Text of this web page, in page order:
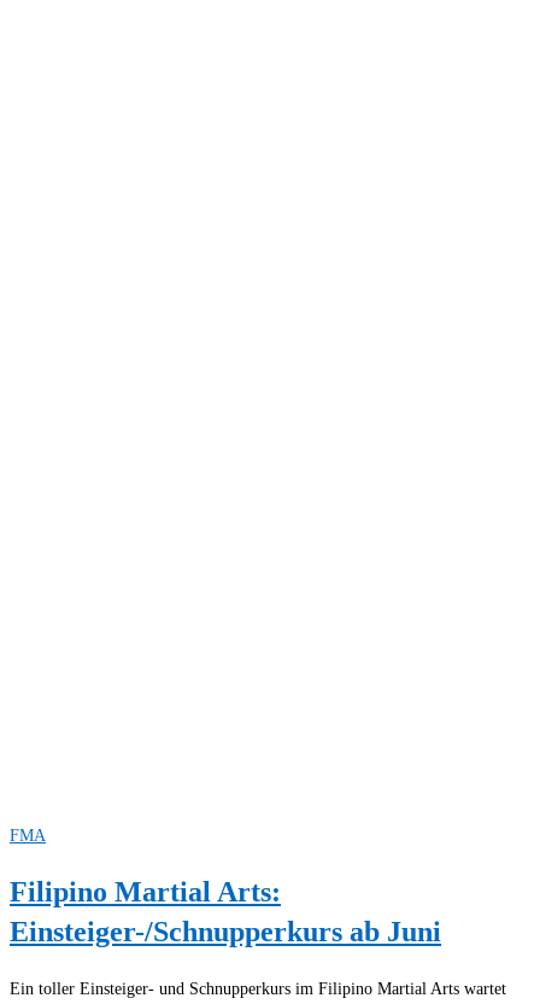
FMA
Filipino Martial Arts:
Einsteiger-/Schnupperkurs ab Juni
Ein toller Einsteiger- und Schnupperkurs im Filipino Martial Arts wartet